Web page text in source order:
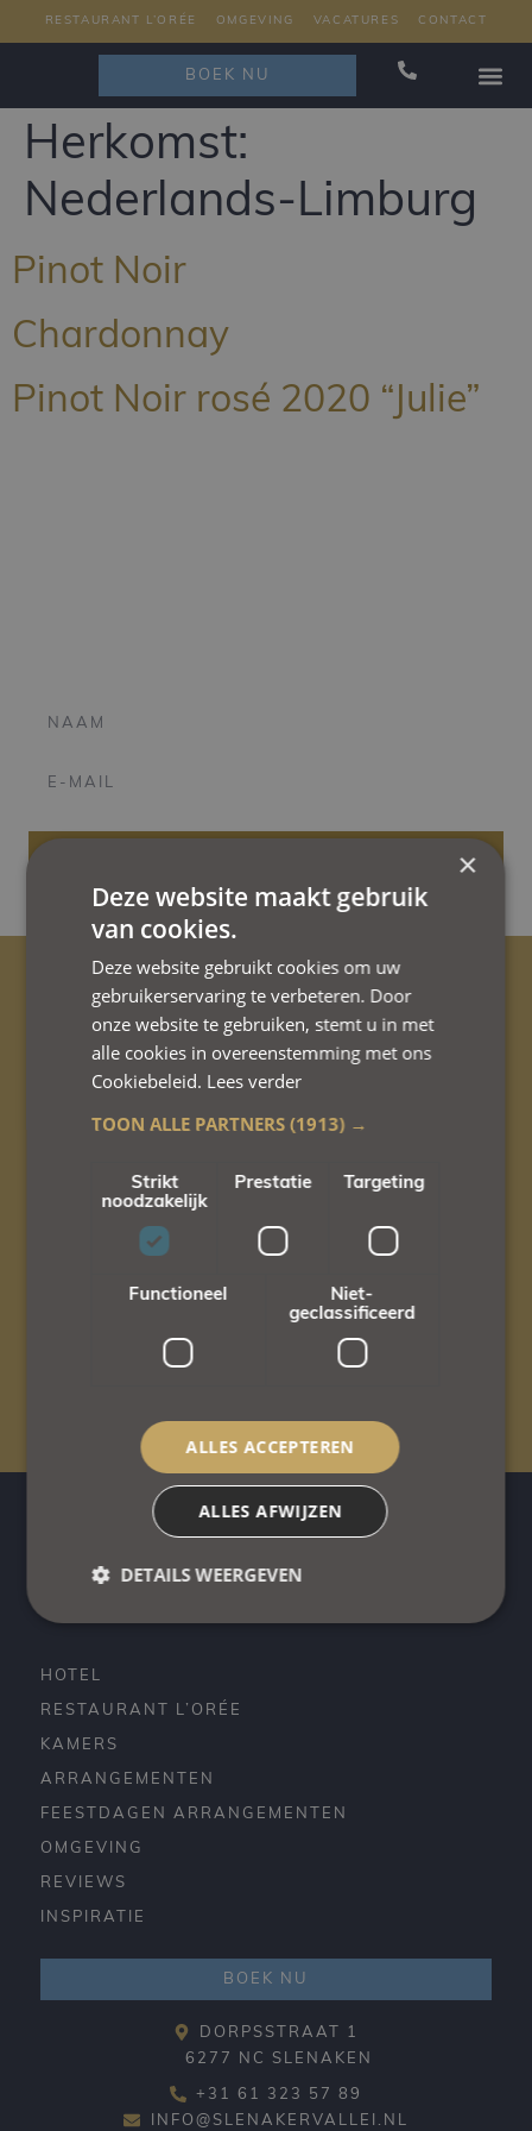
RESTAURANT L’ORÉE OMGEVING VACATURES CONTACT
BOEK NU
Herkomst:
Nederlands-Limburg
Pinot Noir
Chardonnay
Pinot Noir rosé 2020 “Julie”
Veilige parkeerplaats
voor fietsen.
Honden welkom
Monique & Wim
HOTEL
RESTAURANT L’ORÉE
KAMERS
ARRANGEMENTEN
FEESTDAGEN ARRANGEMENTEN
OMGEVING
REVIEWS
INSPIRATIE
BOEK NU
DORPSSTRAAT 1
6277 NC SLENAKEN
+31 61 323 57 89
INFO@SLENAKERVALLEI.NL
×
Deze website maakt gebruik
van cookies.
Deze website gebruikt cookies om uw
gebruikerservaring te verbeteren. Door
onze website te gebruiken, stemt u in met
alle cookies in overeenstemming met ons
Cookiebeleid. Lees verder
TOON ALLE PARTNERS(1913) →
Strikt
noodzakelijk
Prestatie Targeting
Functioneel
Niet-
geclassificeerd
ALLES ACCEPTEREN
ALLES AFWIJZEN
DETAILS WEERGEVEN